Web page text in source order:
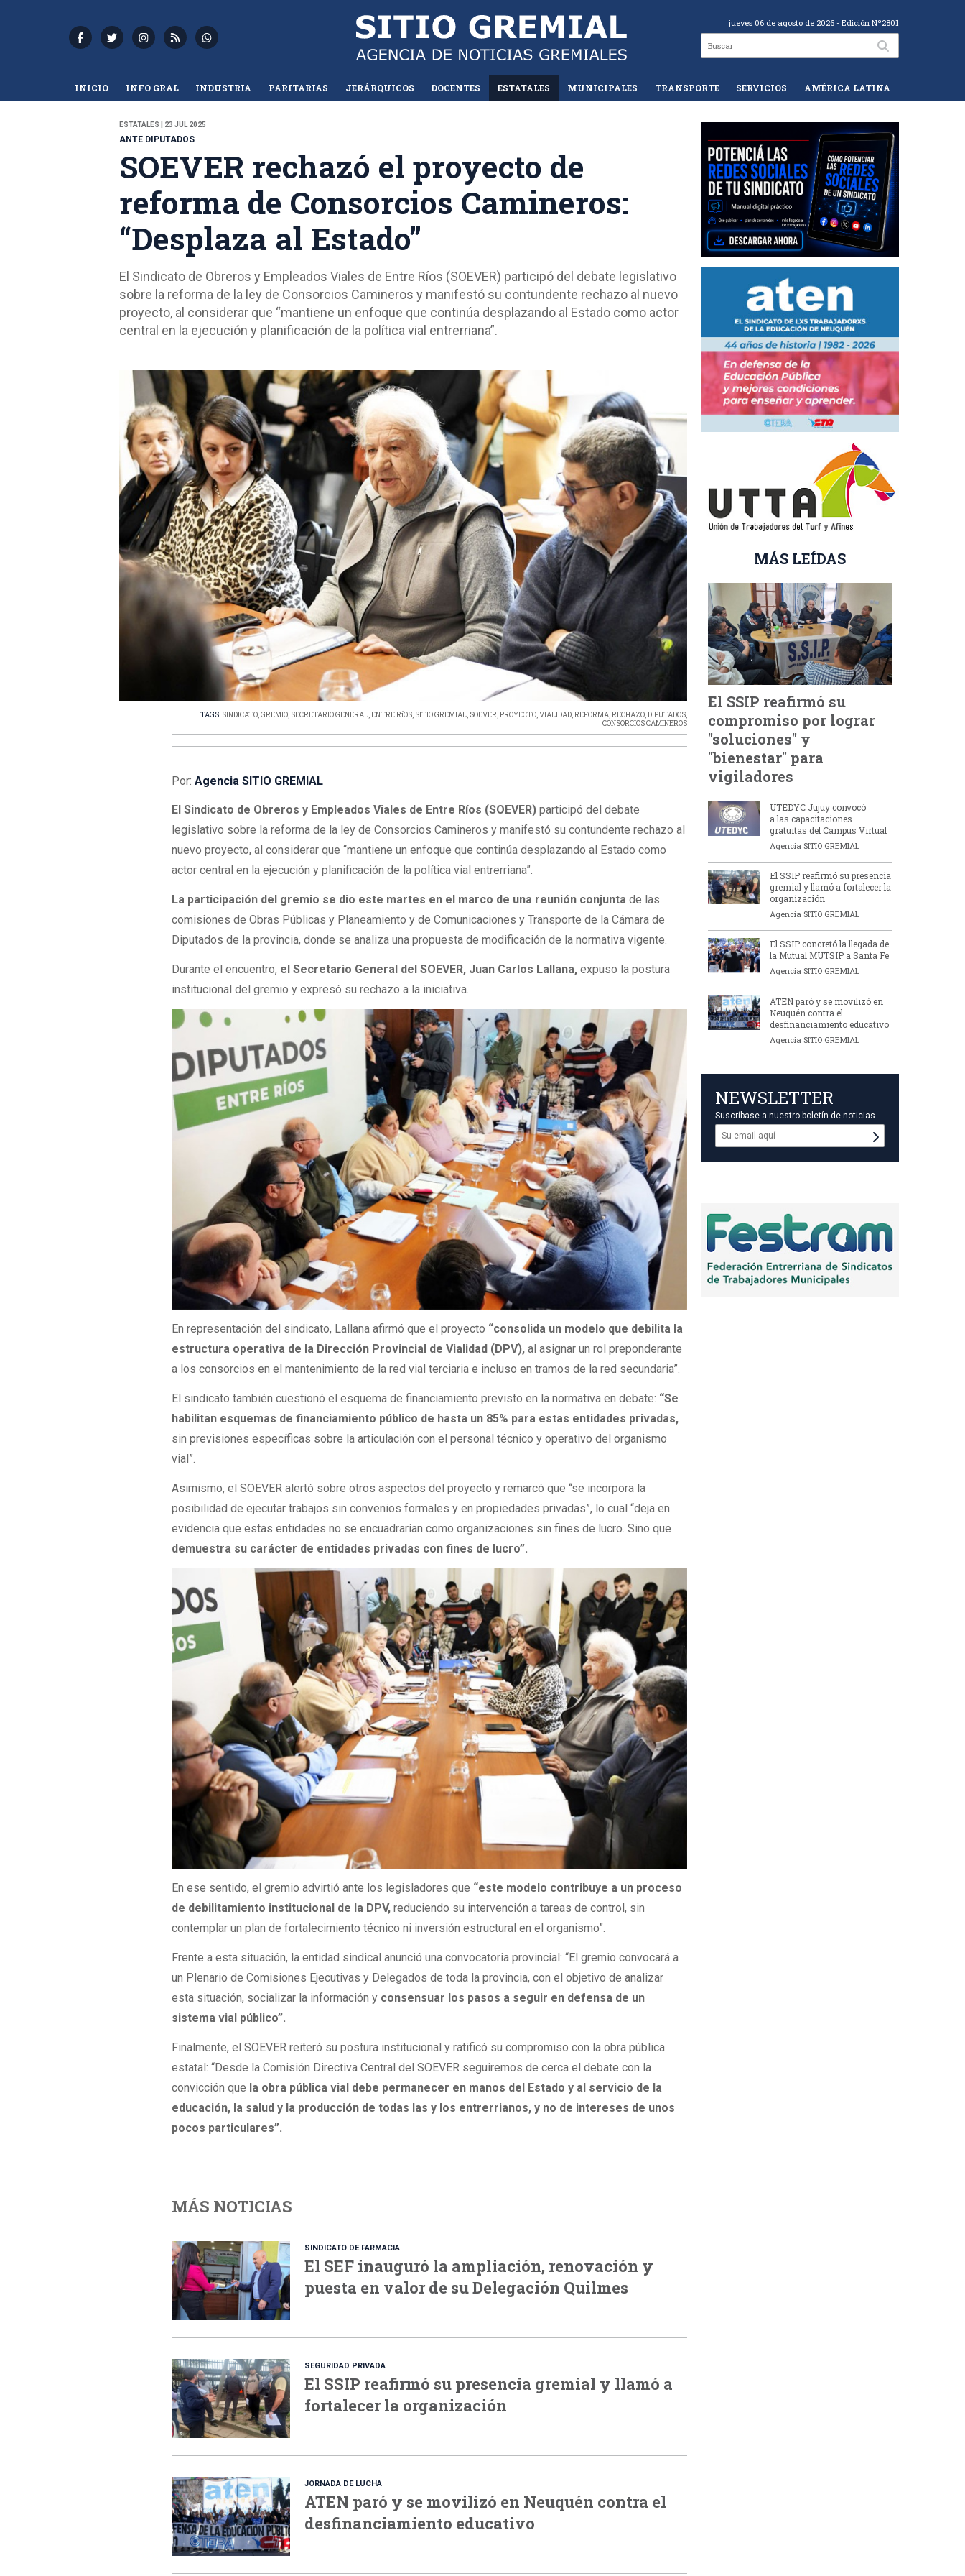
jueves 06 de agosto de 2026 - Edición Nº2801
INICIO INFO GRAL INDUSTRIA PARITARIAS JERÁRQUICOS DOCENTES ESTATALES MUNICIPALES TRANSPORTE SERVICIOS AMÉRICA LATINA
ESTATALES | 23 JUL 2025
ANTE DIPUTADOS
SOEVER rechazó el proyecto de
reforma de Consorcios Camineros:
“Desplaza al Estado”
El Sindicato de Obreros y Empleados Viales de Entre Ríos (SOEVER) participó del debate legislativo
sobre la reforma de la ley de Consorcios Camineros y manifestó su contundente rechazo al nuevo
proyecto, al considerar que “mantiene un enfoque que continúa desplazando al Estado como actor
central en la ejecución y planificación de la política vial entrerriana”.
TAGS: SINDICATO,GREMIO, SECRETARIO GENERAL,ENTRE RíOS, SITIO GREMIAL, SOEVER,PROYECTO,VIALIDAD,REFORMA,RECHAZO,DIPUTADOS,
CONSORCIOS CAMINEROS
Por:Agencia SITIO GREMIAL
El Sindicato de Obreros y Empleados Viales de Entre Ríos (SOEVER)participó del debate
legislativo sobre la reforma de la ley de Consorcios Camineros y manifestó su contundente rechazo al
nuevo proyecto, al considerar que “mantiene un enfoque que continúa desplazando al Estado como
actor central en la ejecución y planificación de la política vial entrerriana”.
La participación del gremio se dio este martes en el marco de una reunión conjuntade las
comisiones de Obras Públicas y Planeamiento y de Comunicaciones y Transporte de la Cámara de
Diputados de la provincia, donde se analiza una propuesta de modificación de la normativa vigente.
Durante el encuentro, el Secretario General del SOEVER, Juan Carlos Lallana,expuso la postura
institucional del gremio y expresó su rechazo a la iniciativa.
En representación del sindicato, Lallana afirmó que el proyecto “consolida un modelo que debilita la
estructura operativa de la Dirección Provincial de Vialidad (DPV), al asignar un rol preponderante
a los consorcios en el mantenimiento de la red vial terciaria e incluso en tramos de la red secundaria”.
El sindicato también cuestionó el esquema de financiamiento previsto en la normativa en debate: “Se
habilitan esquemas de financiamiento público de hasta un 85% para estas entidades privadas,
sin previsiones específicas sobre la articulación con el personal técnico y operativo del organismo
vial”.
Asimismo, el SOEVER alertó sobre otros aspectos del proyecto y remarcó que “se incorpora la
posibilidad de ejecutar trabajos sin convenios formales y en propiedades privadas”, lo cual “deja en
evidencia que estas entidades no se encuadrarían como organizaciones sin fines de lucro. Sino que
demuestra su carácter de entidades privadas con fines de lucro”.
En ese sentido, el gremio advirtió ante los legisladores que “este modelo contribuye a un proceso
de debilitamiento institucional de la DPV,reduciendo su intervención a tareas de control, sin
contemplar un plan de fortalecimiento técnico ni inversión estructural en el organismo”.
Frente a esta situación, la entidad sindical anunció una convocatoria provincial: “El gremio convocará a
un Plenario de Comisiones Ejecutivas y Delegados de toda la provincia, con el objetivo de analizar
esta situación, socializar la información y consensuar los pasos a seguir en defensa de un
sistema vial público”.
Finalmente, el SOEVER reiteró su postura institucional y ratificó su compromiso con la obra pública
estatal: “Desde la Comisión Directiva Central del SOEVER seguiremos de cerca el debate con la
convicción que la obra pública vial debe permanecer en manos del Estado y al servicio de la
educación, la salud y la producción de todas las y los entrerrianos, y no de intereses de unos
pocos particulares”.
MÁS NOTICIAS
SINDICATO DE FARMACIA
El SEF inauguró la ampliación, renovación y
puesta en valor de su Delegación Quilmes
SEGURIDAD PRIVADA
El SSIP reafirmó su presencia gremial y llamó a
fortalecer la organización
JORNADA DE LUCHA
ATEN paró y se movilizó en Neuquén contra el
desfinanciamiento educativo
MÁS LEÍDAS
El SSIP reafirmó su
compromiso por lograr
"soluciones" y
"bienestar" para
vigiladores
UTEDYC Jujuy convocó
a las capacitaciones
gratuitas del Campus Virtual
Agencia SITIO GREMIAL
El SSIP reafirmó su presencia
gremial y llamó a fortalecer la
organización
Agencia SITIO GREMIAL
El SSIP concretó la llegada de
la Mutual MUTSIP a Santa Fe
Agencia SITIO GREMIAL
ATEN paró y se movilizó en
Neuquén contra el
desfinanciamiento educativo
Agencia SITIO GREMIAL
NEWSLETTER
Suscríbase a nuestro boletín de noticias